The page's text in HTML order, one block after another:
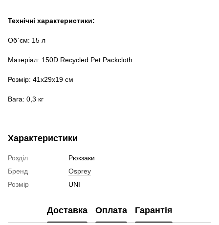
Технічні характеристики:
Об`єм: 15 л
Матеріал: 150D Recycled Pet Packcloth
Розмір: 41х29х19 см
Вага: 0,3 кг
Характеристики
Розділ
Рюкзаки
Бренд
Osprey
Розмір
UNI
Доставка Оплата Гарантія